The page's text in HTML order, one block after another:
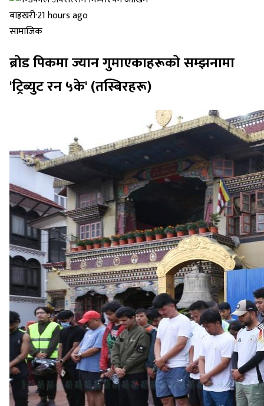
बाह्रखरी·21 hours ago
सामाजिक
ब्रोड पिकमा ज्यान गुमाएकाहरूको सम्झनामा
'ट्रिब्युट रन ५के' (तस्बिरहरू)